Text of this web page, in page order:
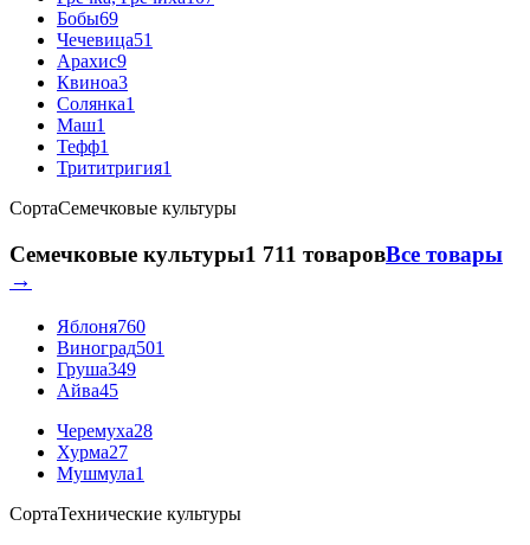
Бобы69
Чечевица51
Арахис9
Квиноа3
Солянка1
Маш1
Тефф1
Трититригия1
СортаСемечковые культуры
Семечковые культуры1 711 товаровВсе товары
→
Яблоня760
Виноград501
Груша349
Айва45
Черемуха28
Хурма27
Мушмула1
СортаТехнические культуры